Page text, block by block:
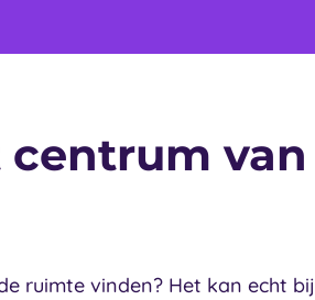
van
ruimte vinden? Het kan echt bij